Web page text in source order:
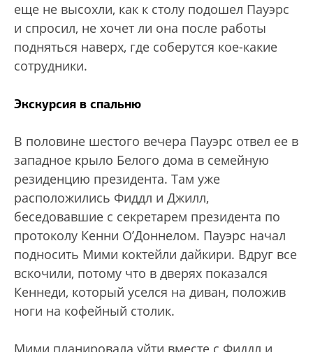
еще не высохли, как к столу подошел Пауэрс
и спросил, не хочет ли она после работы
подняться наверх, где соберутся кое-какие
сотрудники.
Экскурсия в спальню
В половине шестого вечера Пауэрс отвел ее в
западное крыло Белого дома в семейную
резиденцию президента. Там уже
расположились Фиддл и Джилл,
беседовавшие с секретарем президента по
протоколу Кенни О’Доннелом. Пауэрс начал
подносить Мими коктейли дайкири. Вдруг все
вскочили, потому что в дверях показался
Кеннеди, который уселся на диван, положив
ноги на кофейный столик.